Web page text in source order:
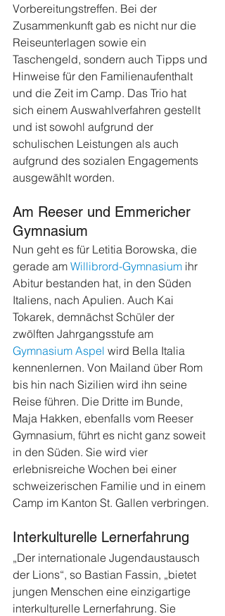
Vorbereitungstreffen. Bei der
Zusammenkunft gab es nicht nur die
Reiseunterlagen sowie ein
Taschengeld, sondern auch Tipps und
Hinweise für den Familienaufenthalt
und die Zeit im Camp. Das Trio hat
sich einem Auswahlverfahren gestellt
und ist sowohl aufgrund der
schulischen Leistungen als auch
aufgrund des sozialen Engagements
ausgewählt worden.
Am Reeser und Emmericher
Gymnasium
Nun geht es für Letitia Borowska, die
gerade am Willibrord-Gymnasium ihr
Abitur bestanden hat, in den Süden
Italiens, nach Apulien. Auch Kai
Tokarek, demnächst Schüler der
zwölften Jahrgangsstufe am
Gymnasium Aspel wird Bella Italia
kennenlernen. Von Mailand über Rom
bis hin nach Sizilien wird ihn seine
Reise führen. Die Dritte im Bunde,
Maja Hakken, ebenfalls vom Reeser
Gymnasium, führt es nicht ganz soweit
in den Süden. Sie wird vier
erlebnisreiche Wochen bei einer
schweizerischen Familie und in einem
Camp im Kanton St. Gallen verbringen.
Interkulturelle Lernerfahrung
„Der internationale Jugendaustausch
der Lions“, so Bastian Fassin, „bietet
jungen Menschen eine einzigartige
interkulturelle Lernerfahrung. Sie